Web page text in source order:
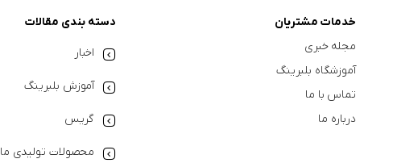
خدمات مشتریان
مجله خبری
آموزشگاه بلبرینگ
تماس با ما
درباره ما
دسته بندی مقالات
اخبار
آموزش بلبرینگ
گریس
محصولات تولیدی ما